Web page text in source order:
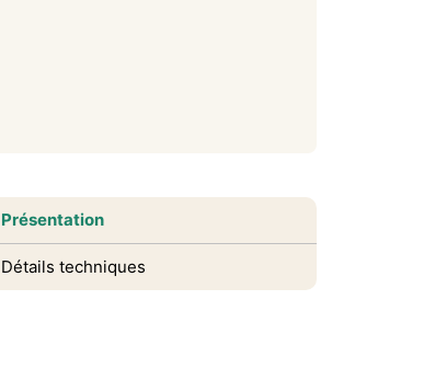
Présentation
Détails techniques